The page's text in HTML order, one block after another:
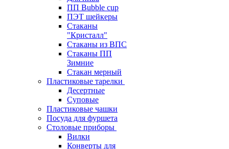
ПП Bubble cup
ПЭТ шейкеры
Стаканы
"Кристалл"
Стаканы из ВПС
Стаканы ПП
Зимние
Стакан мерный
Пластиковые тарелки
Десертные
Суповые
Пластиковые чашки
Посуда для фуршета
Столовые приборы
Вилки
Конверты для